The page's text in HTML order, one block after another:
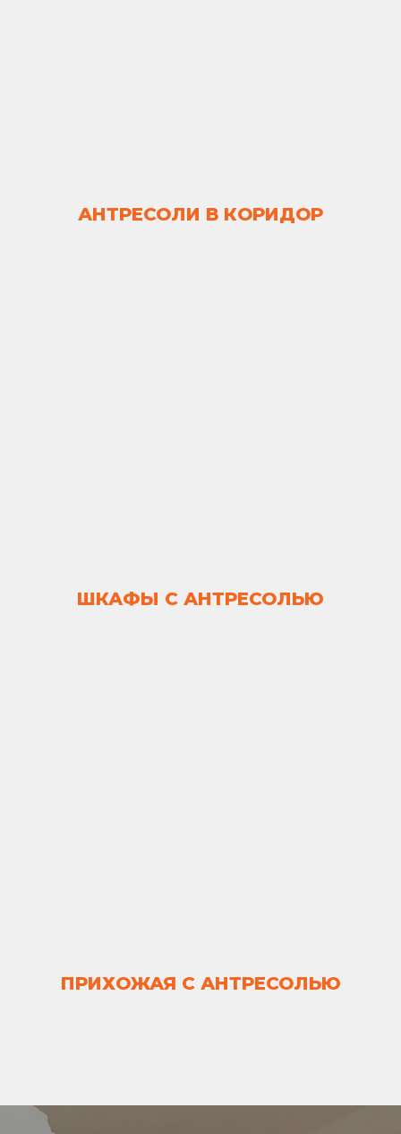
АНТРЕСОЛИ В КОРИДОР
ШКАФЫ С АНТРЕСОЛЬЮ
ПРИХОЖАЯ С АНТРЕСОЛЬЮ